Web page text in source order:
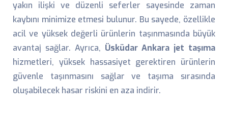
yakın ilişki ve düzenli seferler sayesinde zaman
kaybını minimize etmesi bulunur. Bu sayede, özellikle
acil ve yüksek değerli ürünlerin taşınmasında büyük
avantaj sağlar. Ayrıca, Üsküdar Ankara jet taşıma
hizmetleri, yüksek hassasiyet gerektiren ürünlerin
güvenle taşınmasını sağlar ve taşıma sırasında
oluşabilecek hasar riskini en aza indirir.